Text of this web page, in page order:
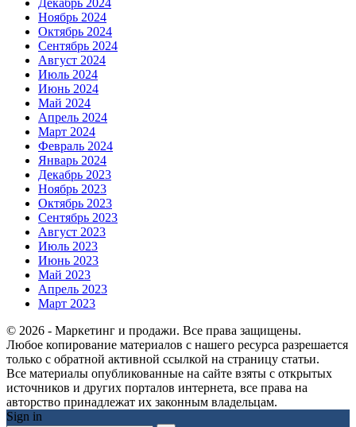
Ноябрь 2024
Октябрь 2024
Сентябрь 2024
Август 2024
Июль 2024
Июнь 2024
Май 2024
Апрель 2024
Март 2024
Февраль 2024
Январь 2024
Декабрь 2023
Ноябрь 2023
Октябрь 2023
Сентябрь 2023
Август 2023
Июль 2023
Июнь 2023
Май 2023
Апрель 2023
Март 2023
© 2026 - Маркетинг и продажи. Все права защищены.
Любое копирование материалов с нашего ресурса разрешается
только с обратной активной ссылкой на страницу статьи.
Все материалы опубликованные на сайте взяты с открытых
источников и других порталов интернета, все права на
авторство принадлежат их законным владельцам.
Sign in